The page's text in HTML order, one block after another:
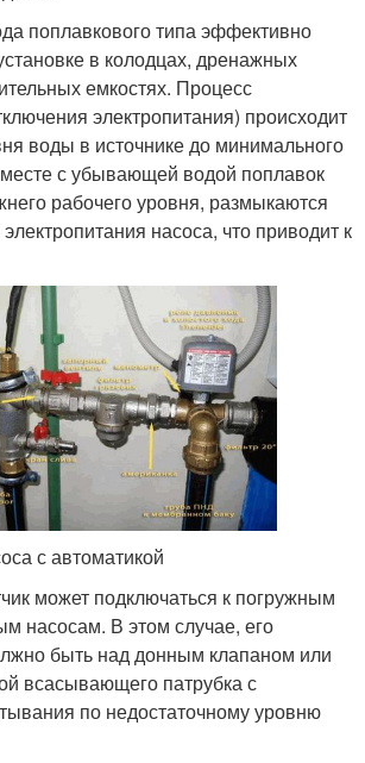
поплавкового типа эффективно
в колодцах, дренажных
емкостях. Процесс
электропитания) происходит
воды в источнике до минимального
с убывающей водой поплавок
рабочего уровня, размыкаются
насоса, что приводит к
с автоматикой
может подключаться к погружным
насосам. В этом случае, его
быть над донным клапаном или
всасывающего патрубка с
по недостаточному уровню